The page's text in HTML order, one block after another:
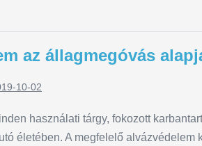
az állagmegóvás
10-02
használati tárgy, fokozott
életében. A megfelelő alvázvédelem